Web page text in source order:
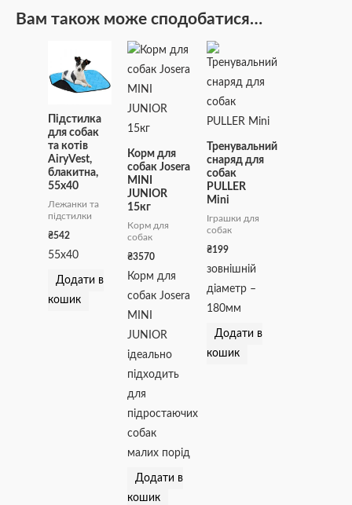
Вам також може сподобатися…
Підстилка
для собак
та котів
AiryVest,
блакитна,
55х40
Лежанки та
підстилки
₴542
55х40
Додати в
кошик
Корм для
собак Josera
MINI
JUNIOR
15кг
Корм для
собак
₴3570
Корм для
собак Josera
MINI
JUNIOR
ідеально
підходить
для
підростаючих
собак
малих порід
Додати в
кошик
Тренувальний
снаряд для
собак
PULLER
Мini
Іграшки для
собак
₴199
зовнішній
діаметр –
180мм
Додати в
кошик